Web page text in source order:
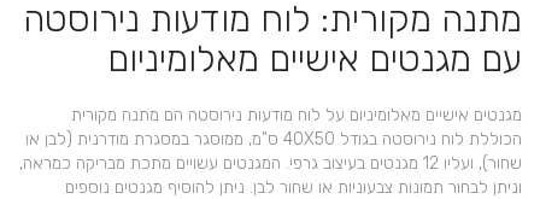
מתנה מקורית: לוח מודעות נירוסטה
עם מגנטים אישיים מאלומיניום
מגנטים אישיים מאלומיניום על לוח מודעות נירוסטה הם מתנה מקורית
הכוללת לוח נירוסטה בגודל 40X50 ס"מ, ממוסגר במסגרת מודרנית (לבן או
שחור), ועליו 12 מגנטים בעיצוב גרפי. המגנטים עשויים מתכת מבריקה כמראה,
וניתן לבחור תמונות צבעוניות או שחור לבן. ניתן להוסיף מגנטים נוספים